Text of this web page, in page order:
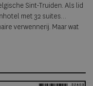
Sint-Truiden. Als lid
met 32 suites
verwennerij. Maar wat